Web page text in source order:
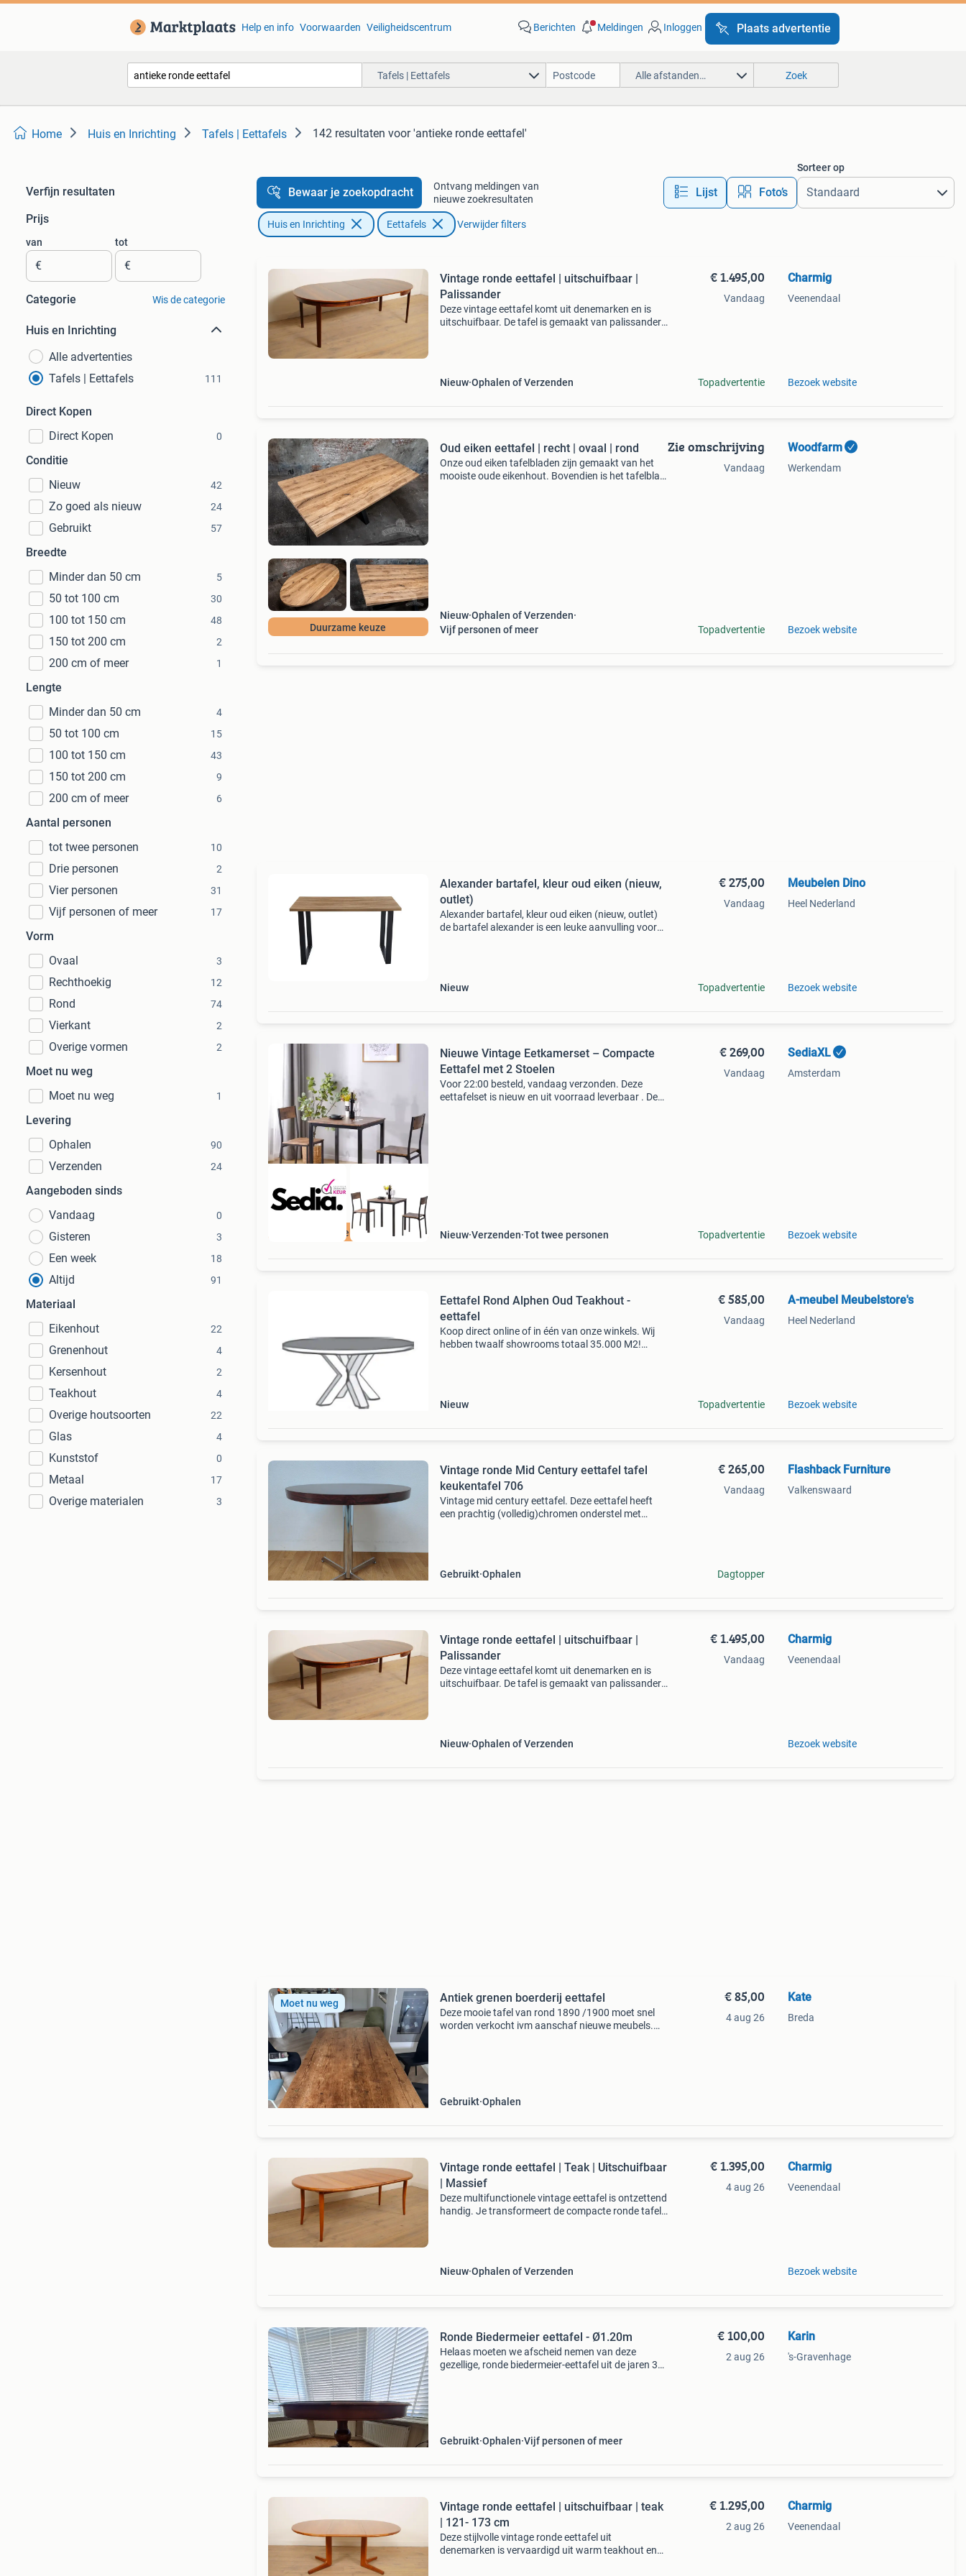
Help en info Voorwaarden Veiligheidscentrum Berichten Meldingen Inloggen Plaats advertentie
Tafels | Eettafels Alle afstanden… Zoek
Home Huis en Inrichting Tafels | Eettafels 142 resultaten voor 'antieke ronde eettafel'
Verfijn resultaten
Prijs
van
€
tot
€
Categorie Wis de categorie
Huis en Inrichting
Alle advertenties
Tafels | Eettafels
111
Direct Kopen
Direct Kopen
0
Conditie
Nieuw
42
Zo goed als nieuw 24
Gebruikt 57
Breedte
Minder dan 50 cm
5
50 tot 100 cm 30
100 tot 150 cm 48
150 tot 200 cm 2
200 cm of meer 1
Lengte
Minder dan 50 cm
4
50 tot 100 cm 15
100 tot 150 cm 43
150 tot 200 cm 9
200 cm of meer 6
Aantal personen
tot twee personen
10
Drie personen 2
Vier personen 31
Vijf personen of meer 17
Vorm
Ovaal
3
Rechthoekig 12
Rond 74
Vierkant 2
Overige vormen 2
Moet nu weg
Moet nu weg
1
Levering
Ophalen
90
Verzenden 24
Aangeboden sinds
Vandaag
0
Gisteren 3
Een week 18
Altijd 91
Materiaal
Eikenhout
22
Grenenhout 4
Kersenhout 2
Teakhout 4
Overige houtsoorten 22
Glas 4
Kunststof 0
Metaal 17
Overige materialen 3
Bewaar je zoekopdracht
Ontvang meldingen van
nieuwe zoekresultaten
Lijst Foto’s
Sorteer op
Huis en Inrichting Eettafels Verwijder filters
Vintage ronde eettafel | uitschuifbaar |
Palissander
Deze vintage eettafel komt uit denemarken en is
uitschuifbaar. De tafel is gemaakt van palissander.
Nieuw Ophalen of Verzenden
€ 1.495,00
Vandaag
Topadvertentie
Charmig
Veenendaal
Bezoek website
Duurzame keuze
Oud eiken eettafel | recht | ovaal | rond
Onze oud eiken tafelbladen zijn gemaakt van het
mooiste oude eikenhout. Bovendien is het tafelblad
Nieuw Ophalen of Verzenden
Vijf personen of meer
Zie omschrijving
Vandaag
Topadvertentie
Woodfarm
Werkendam
Bezoek website
Alexander bartafel, kleur oud eiken (nieuw,
outlet)
Alexander bartafel, kleur oud eiken (nieuw, outlet)
de bartafel alexander is een leuke aanvulling voor
Nieuw
€ 275,00
Vandaag
Topadvertentie
Meubelen Dino
Heel Nederland
Bezoek website
Beoordeeld met 9+
Nieuwe Vintage Eetkamerset – Compacte
Eettafel met 2 Stoelen
Voor 22:00 besteld, vandaag verzonden. Deze
eettafelset is nieuw en uit voorraad leverbaar . Deze
Nieuw Verzenden Tot twee personen
€ 269,00
Vandaag
Topadvertentie
SediaXL
Amsterdam
Bezoek website
Eettafel Rond Alphen Oud Teakhout -
eettafel
Koop direct online of in één van onze winkels. Wij
hebben twaalf showrooms totaal 35.000 M2!
Nieuw
€ 585,00
Vandaag
Topadvertentie
A-meubel Meubelstore's
Heel Nederland
Bezoek website
Vintage ronde Mid Century eettafel tafel
keukentafel 706
Vintage mid century eettafel. Deze eettafel heeft
een prachtig (volledig)chromen onderstel met
Gebruikt Ophalen
€ 265,00
Vandaag
Dagtopper
Flashback Furniture
Valkenswaard
Vintage ronde eettafel | uitschuifbaar |
Palissander
Deze vintage eettafel komt uit denemarken en is
uitschuifbaar. De tafel is gemaakt van palissander.
Nieuw Ophalen of Verzenden
€ 1.495,00
Vandaag
Charmig
Veenendaal
Bezoek website
Moet nu weg Antiek grenen boerderij eettafel
Deze mooie tafel van rond 1890 /1900 moet snel
worden verkocht ivm aanschaf nieuwe meubels.
Gebruikt Ophalen
€ 85,00
4 aug 26
Kate
Breda
Vintage ronde eettafel | Teak | Uitschuifbaar
| Massief
Deze multifunctionele vintage eettafel is ontzettend
handig. Je transformeert de compacte ronde tafel
Nieuw Ophalen of Verzenden
€ 1.395,00
4 aug 26
Charmig
Veenendaal
Bezoek website
Ronde Biedermeier eettafel - Ø1.20m
Helaas moeten we afscheid nemen van deze
gezellige, ronde biedermeier-eettafel uit de jaren 30.
Gebruikt Ophalen Vijf personen of meer
€ 100,00
2 aug 26
Karin
's-Gravenhage
Vintage ronde eettafel | uitschuifbaar | teak
| 121- 173 cm
Deze stijlvolle vintage ronde eettafel uit
denemarken is vervaardigd uit warm teakhout en
€ 1.295,00
2 aug 26
Charmig
Veenendaal